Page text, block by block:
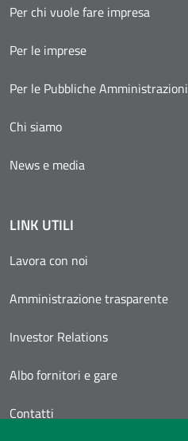
Per chi vuole fare impresa
Per le imprese
Per le Pubbliche Amministrazioni
Chi siamo
News e media
LINK UTILI
Lavora con noi
Amministrazione trasparente
Investor Relations
Albo fornitori e gare
Contatti